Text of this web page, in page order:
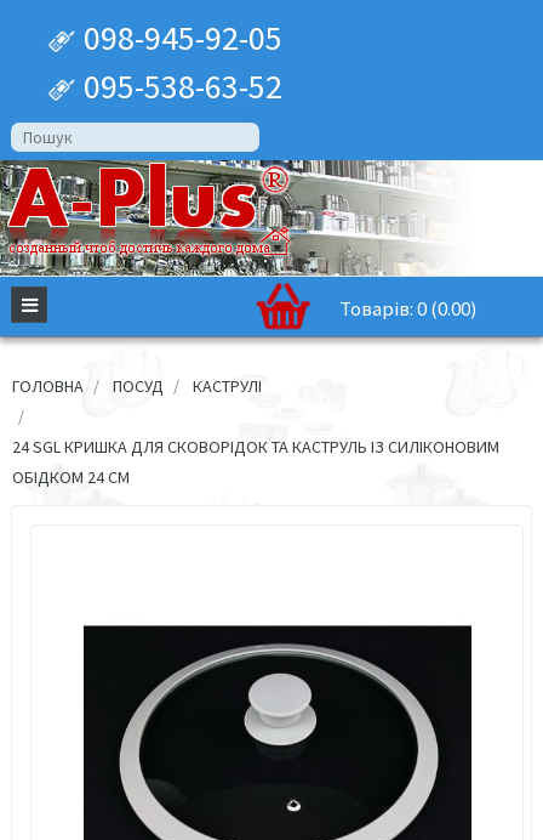
098-945-92-05
095-538-63-52
Товарів: 0 (0.00)
ГОЛОВНА ПОСУД КАСТРУЛІ
24 SGL КРИШКА ДЛЯ СКОВОРІДОК ТА КАСТРУЛЬ ІЗ СИЛІКОНОВИМ
ОБІДКОМ 24 СМ